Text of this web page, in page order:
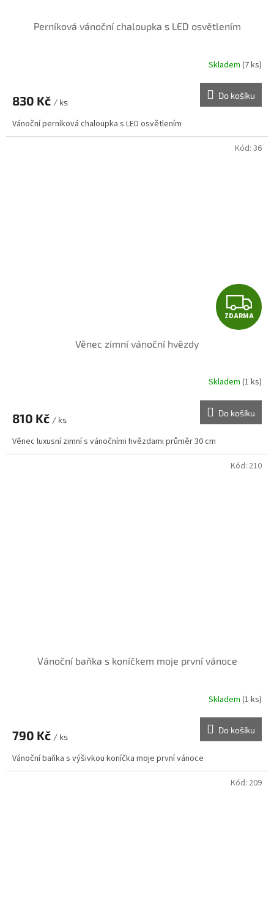
Perníková vánoční chaloupka s LED osvětlením
Skladem (7 ks)
830 Kč / ks
Do košíku
Vánoční perníková chaloupka s LED osvětlením
Z
D
R
M
A
ZDARMA
Věnec zimní vánoční hvězdy
Skladem (1 ks)
810 Kč / ks
Do košíku
Věnec luxusní zimní s vánočními hvězdami průměr 30 cm
Kód: 36
Vánoční baňka s koníčkem moje první vánoce
Skladem (1 ks)
790 Kč / ks
Do košíku
Vánoční baňka s výšivkou koníčka moje první vánoce
Kód: 210
Kód: 209